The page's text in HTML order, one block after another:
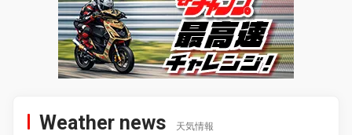
Weather news 天気情報